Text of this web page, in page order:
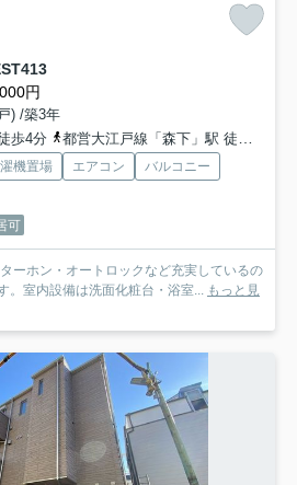
413
円
) /築3年
歩4分
都営大江戸線「森下」駅 徒歩4分
機置場 エアコン
バルコニー
可
ーホン・オートロックなど充実しているの
。室内設備は洗面化粧台・浴室...
もっと見